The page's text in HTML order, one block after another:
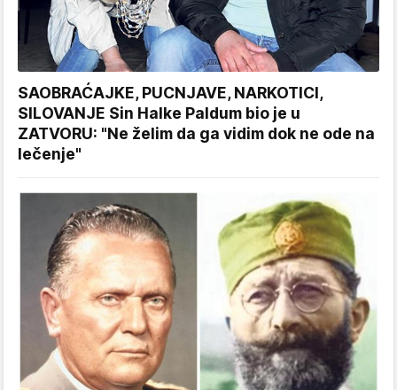
SAOBRAĆAJKE, PUCNJAVE, NARKOTICI,
SILOVANJE Sin Halke Paldum bio je u
ZATVORU: "Ne želim da ga vidim dok ne ode na
lečenje"